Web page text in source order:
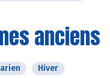
anciens
Hiver